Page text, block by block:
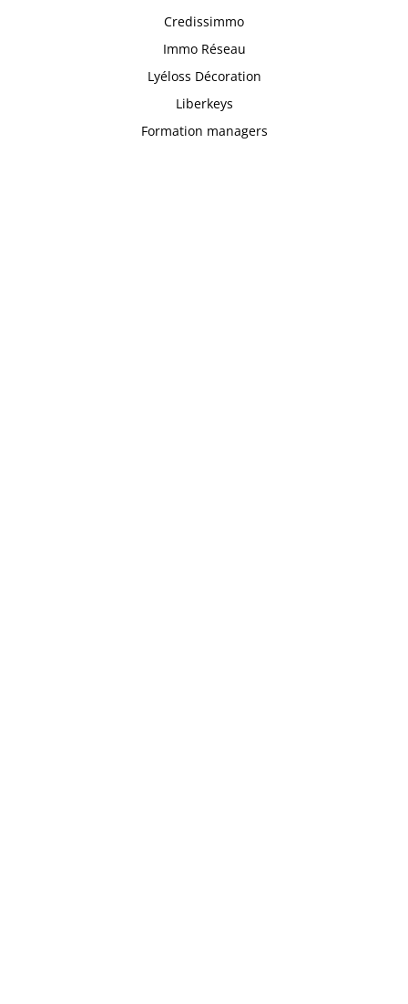
Credissimmo
Immo Réseau
Lyéloss Décoration
Liberkeys
Formation managers